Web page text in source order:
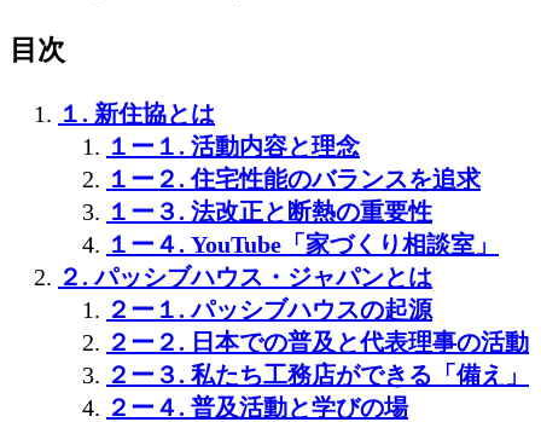
目次
１. 新住協とは
１ー１. 活動内容と理念
１ー２. 住宅性能のバランスを追求
１ー３. 法改正と断熱の重要性
１ー４. YouTube「家づくり相談室」
２. パッシブハウス・ジャパンとは
２ー１. パッシブハウスの起源
２ー２. 日本での普及と代表理事の活動
２ー３. 私たち工務店ができる「備え」
２ー４. 普及活動と学びの場